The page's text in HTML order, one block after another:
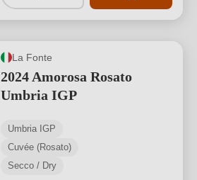
La Fonte
2024 Amorosa Rosato
Umbria IGP
Umbria IGP
Cuvée (Rosato)
Secco / Dry